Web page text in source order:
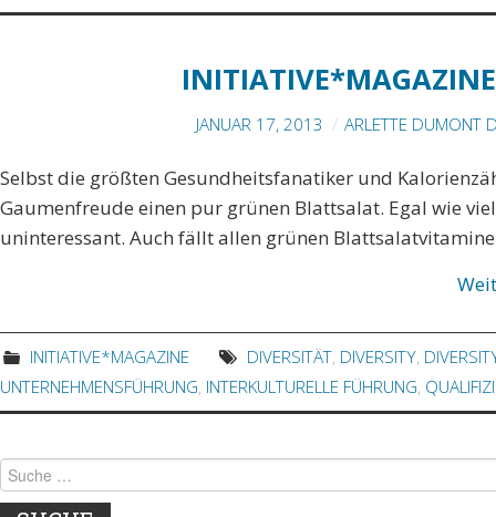
JANUAR 17, 2013 ARLETTE DUMONT
Selbst die größten Gesundheitsfanatiker und
Gaumenfreude einen pur grünen Blattsalat. Egal wie
uninteressant. Auch fällt allen grünen
INITIATIVE*MAGAZINE DIVERSITÄT, DIVERSITY,
UNTERNEHMENSFÜHRUNG, INTERKULTURELLE FÜHRUNG,
Suche
nach: